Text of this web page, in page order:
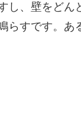
し、壁をどん
らすです。あ